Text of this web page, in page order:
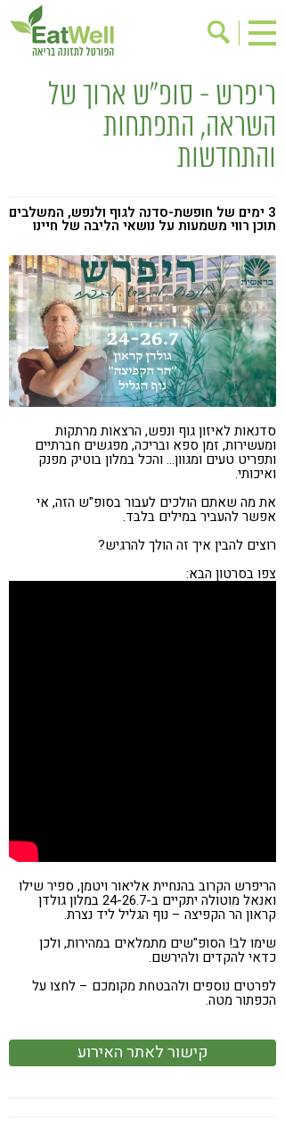
הרשמה לניוזלטר
אודות
בישול בריא
ריפוי ומניעת מחלות
תוספי תזונה
מתכוני בריאות
אירועים
שינוי תזונתי
גישות בתזונה
דיאטה
ניקוי רעלים
מזונות על
ילדים
תזונה וספורט
הפרעות קשב & ריכוז
אכילה רגשית
רגישות לגלוטן
טעים להכיר
ריפרש - סופ"ש ארוך של
השראה, התפתחות
והתחדשות
3 ימים של חופשת-סדנה לגוף ולנפש, המשלבים
תוכן רווי משמעות על נושאי הליבה של חיינו
סדנאות לאיזון גוף ונפש, הרצאות מרתקות
ומעשירות, זמן ספא ובריכה, מפגשים חברתיים
ותפריט טעים ומגוון… והכל במלון בוטיק מפנק
ואיכותי.
את מה שאתם הולכים לעבור בסופ"ש הזה, אי
אפשר להעביר במילים בלבד.
רוצים להבין איך זה הולך להרגיש?
צפו בסרטון הבא:
הריפרש הקרוב בהנחיית אליאור ויטמן, ספיר שילו
ואנאל מוטולה יתקיים ב-24-26.7 במלון גולדן
קראון הר הקפיצה – נוף הגליל ליד נצרת.
שימו לב! הסופ"שים מתמלאים במהירות, ולכן
כדאי להקדים ולהירשם.
לפרטים נוספים ולהבטחת מקומכם – לחצו על
הכפתור מטה.
קישור לאתר האירוע